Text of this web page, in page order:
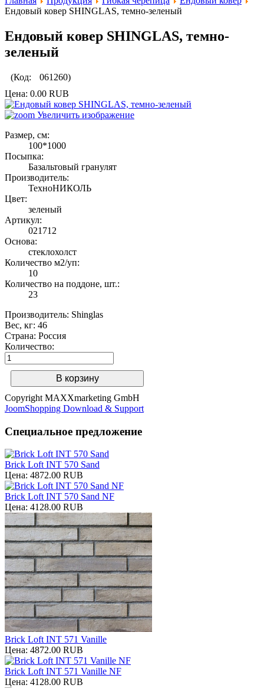
Ендовый ковер SHINGLAS, темно-зеленый
Ендовый ковер SHINGLAS, темно-
зеленый
(Код: 061260)
Цена: 0.00 RUB
Увеличить изображение
Размер, см:
100*1000
Посыпка:
Базальтовый гранулят
Производитель:
ТехноНИКОЛЬ
Цвет:
зеленый
Артикул:
021712
Основа:
стеклохолст
Количество м2/уп:
10
Количество на поддоне, шт.:
23
Производитель: Shinglas
Вес, кг: 46
Страна: Россия
Количество:
Copyright MAXXmarketing GmbH
JoomShopping Download & Support
Специальное предложение
Brick Loft INT 570 Sand
Цена: 4872.00 RUB
Brick Loft INT 570 Sand NF
Цена: 4128.00 RUB
Brick Loft INT 571 Vanille
Цена: 4872.00 RUB
Brick Loft INT 571 Vanille NF
Цена: 4128.00 RUB